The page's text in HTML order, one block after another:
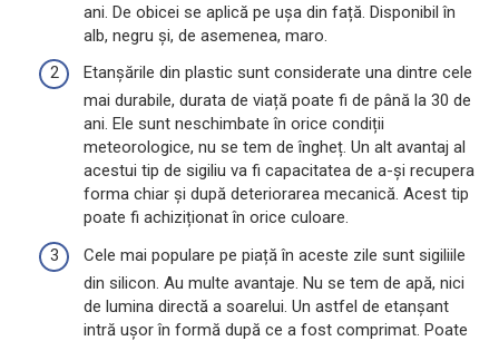
ani. De obicei se aplică pe ușa din față. Disponibil în
alb, negru și, de asemenea, maro.
Etanșările din plastic sunt considerate una dintre cele
mai durabile, durata de viață poate fi de până la 30 de
ani. Ele sunt neschimbate în orice condiții
meteorologice, nu se tem de îngheț. Un alt avantaj al
acestui tip de sigiliu va fi capacitatea de a-și recupera
forma chiar și după deteriorarea mecanică. Acest tip
poate fi achiziționat în orice culoare.
Cele mai populare pe piață în aceste zile sunt sigiliile
din silicon. Au multe avantaje. Nu se tem de apă, nici
de lumina directă a soarelui. Un astfel de etanșant
intră ușor în formă după ce a fost comprimat. Poate